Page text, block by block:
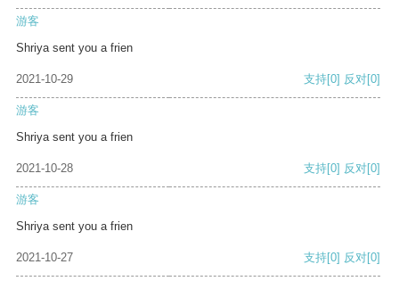
游客
Shriya sent you a frien
2021-10-29 支持[0] 反对[0]
游客
Shriya sent you a frien
2021-10-28 支持[0] 反对[0]
游客
Shriya sent you a frien
2021-10-27 支持[0] 反对[0]